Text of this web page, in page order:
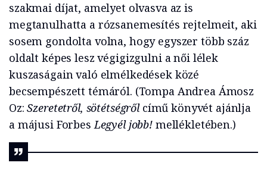
szakmai díjat, amelyet olvasva az is
megtanulhatta a rózsanemesítés rejtelmeit, aki
sosem gondolta volna, hogy egyszer több száz
oldalt képes lesz végigizgulni a női lélek
kuszaságain való elmélkedések közé
becsempészett témáról. (Tompa Andrea Ámosz
Oz:Szeretetről, sötétségről című könyvét ajánlja
a májusi Forbes Legyél jobb! mellékletében.)